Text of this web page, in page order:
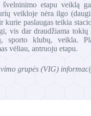
švelninimo etapu veiklą
veikloje nėra ilgo
paslaugas teikia
vis dar draudžiama tokių
sporto klubų, veikla.
vėliau, antruoju etapu.
grupės (VIG)